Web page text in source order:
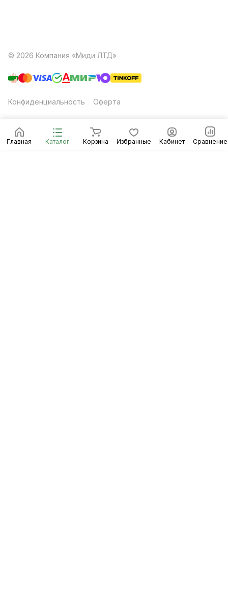
Главная Каталог Корзина Избранные Кабинет Сравнение
© 2026 Компания «Миди ЛТД»
Конфиденциальность Оферта